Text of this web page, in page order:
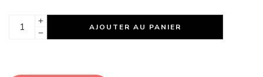
AJOUTER AU PANIER